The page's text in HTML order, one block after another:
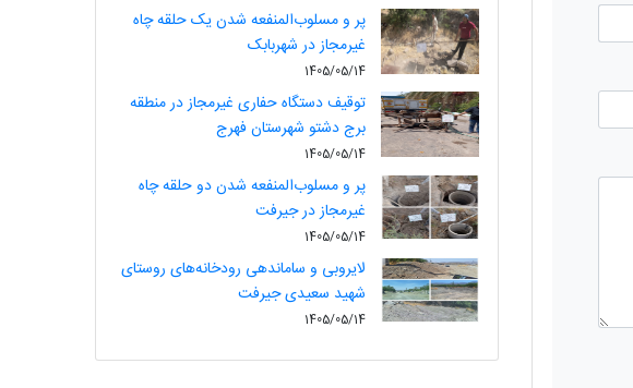
پر و مسلوب‌المنفعه شدن یک حلقه چاه
غیرمجاز در شهربابک
1405/05/14
توقیف دستگاه حفاری غیرمجاز در منطقه
برج دشتو شهرستان فهرج
1405/05/14
پر و مسلوب‌المنفعه شدن دو حلقه چاه
غیرمجاز در جیرفت
1405/05/14
لایروبی و ساماندهی رودخانه‌های روستای
شهید سعیدی جیرفت
1405/05/14